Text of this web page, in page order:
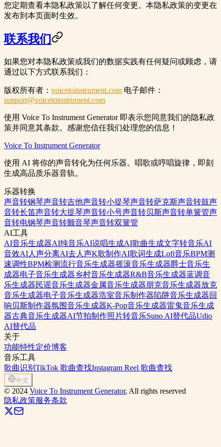
您定期查看本隐私政策以了解任何变更。本隐私政策的变更在
发布到本页面时生效。
联系我们
如果您对本隐私政策或我们的数据实践有任何疑问或顾虑，请
通过以下方式联系我们：
版权所有者 ： voicetoinstrument.com 电子邮件 ：
support@voicetoinstrument.com
使用 Voice To Instrument Generator 即表示您同意我们的隐私政
策并同意其条款。感谢您信任我们处理您的信息！
Voice To Instrument Generator
使用 AI 将你的声音转化为任何乐器。唱歌或哼唱旋律，即刻
生成高品质乐器音轨。
乐器转换
声音转钢琴声音转吉他声音转小提琴声音转萨克斯声音转鼓声
音转长笛声音转大提琴声音转小号声音转贝斯声音转单簧管声
音转电钢琴声音转颤音琴声音转双簧管
AI工具
AI音乐生成器AI纯音乐AI说唱生成AI歌曲生成文字转音乐AI
音效AI人声分离AI去人声K歌制作AI歌词生成Lofi音乐BPM测
速调性BPM检测流行音乐生成器摇滚音乐生成器爵士音乐生
成器电子音乐生成器乡村音乐生成器R&B音乐生成器蓝调音
乐生成器民谣音乐生成器金属音乐生成器朋克音乐生成器放克
音乐生成器电子音乐生成器浩室音乐制作器陷阱音乐生成器回
响贝斯制作器氛围音乐生成器K-Pop音乐生成器雷鬼音乐生成
器古典音乐生成器AI节拍制作照片转音乐Suno AI替代品Udio
AI替代品
关于
功能特性定价博客
音乐工具
歌曲识别 TikTok 歌曲查找Instagram Reel 歌曲查找
中文
© 2024 Voice To Instrument Generator, All rights reserved
隐私政策服务条款